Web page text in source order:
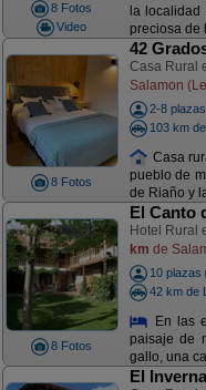
8 Fotos
Video
la
preciosa de
8 Fotos
42
Casa Rural
Salamon
2-8 plazas
103 km
Casa
pueblo de
de Riaño y
8 Fotos
El Canto
Hotel Rural
km de
10 plazas
42 km de
En las
paisaje de
gallo, una
El